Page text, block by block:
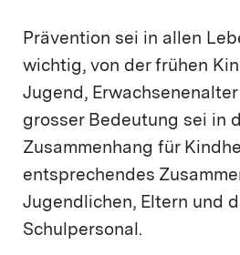
Prävention sei in allen
wichtig, von der frühen
Jugend,
grosser Bedeutung sei in
Zusammenhang für
entsprechendes
Jugendlichen, Eltern und
Schulpersonal.